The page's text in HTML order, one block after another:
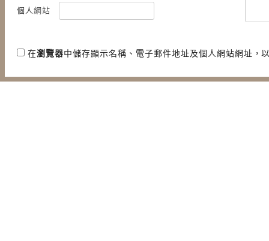
個人網站
在瀏覽器中儲存顯示名稱、電子郵件地址及個人網站網址，